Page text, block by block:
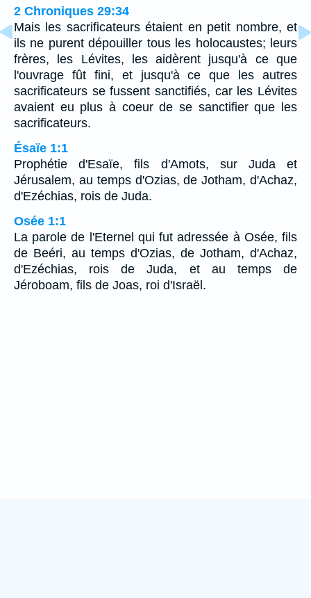
2 Chroniques 29:34
Mais les sacrificateurs étaient en petit nombre, et
ils ne purent dépouiller tous les holocaustes; leurs
frères, les Lévites, les aidèrent jusqu'à ce que
l'ouvrage fût fini, et jusqu'à ce que les autres
sacrificateurs se fussent sanctifiés, car les Lévites
avaient eu plus à coeur de se sanctifier que les
sacrificateurs.
Ésaïe 1:1
Prophétie d'Esaïe, fils d'Amots, sur Juda et
Jérusalem, au temps d'Ozias, de Jotham, d'Achaz,
d'Ezéchias, rois de Juda.
Osée 1:1
La parole de l'Eternel qui fut adressée à Osée, fils
de Beéri, au temps d'Ozias, de Jotham, d'Achaz,
d'Ezéchias, rois de Juda, et au temps de
Jéroboam, fils de Joas, roi d'Israël.